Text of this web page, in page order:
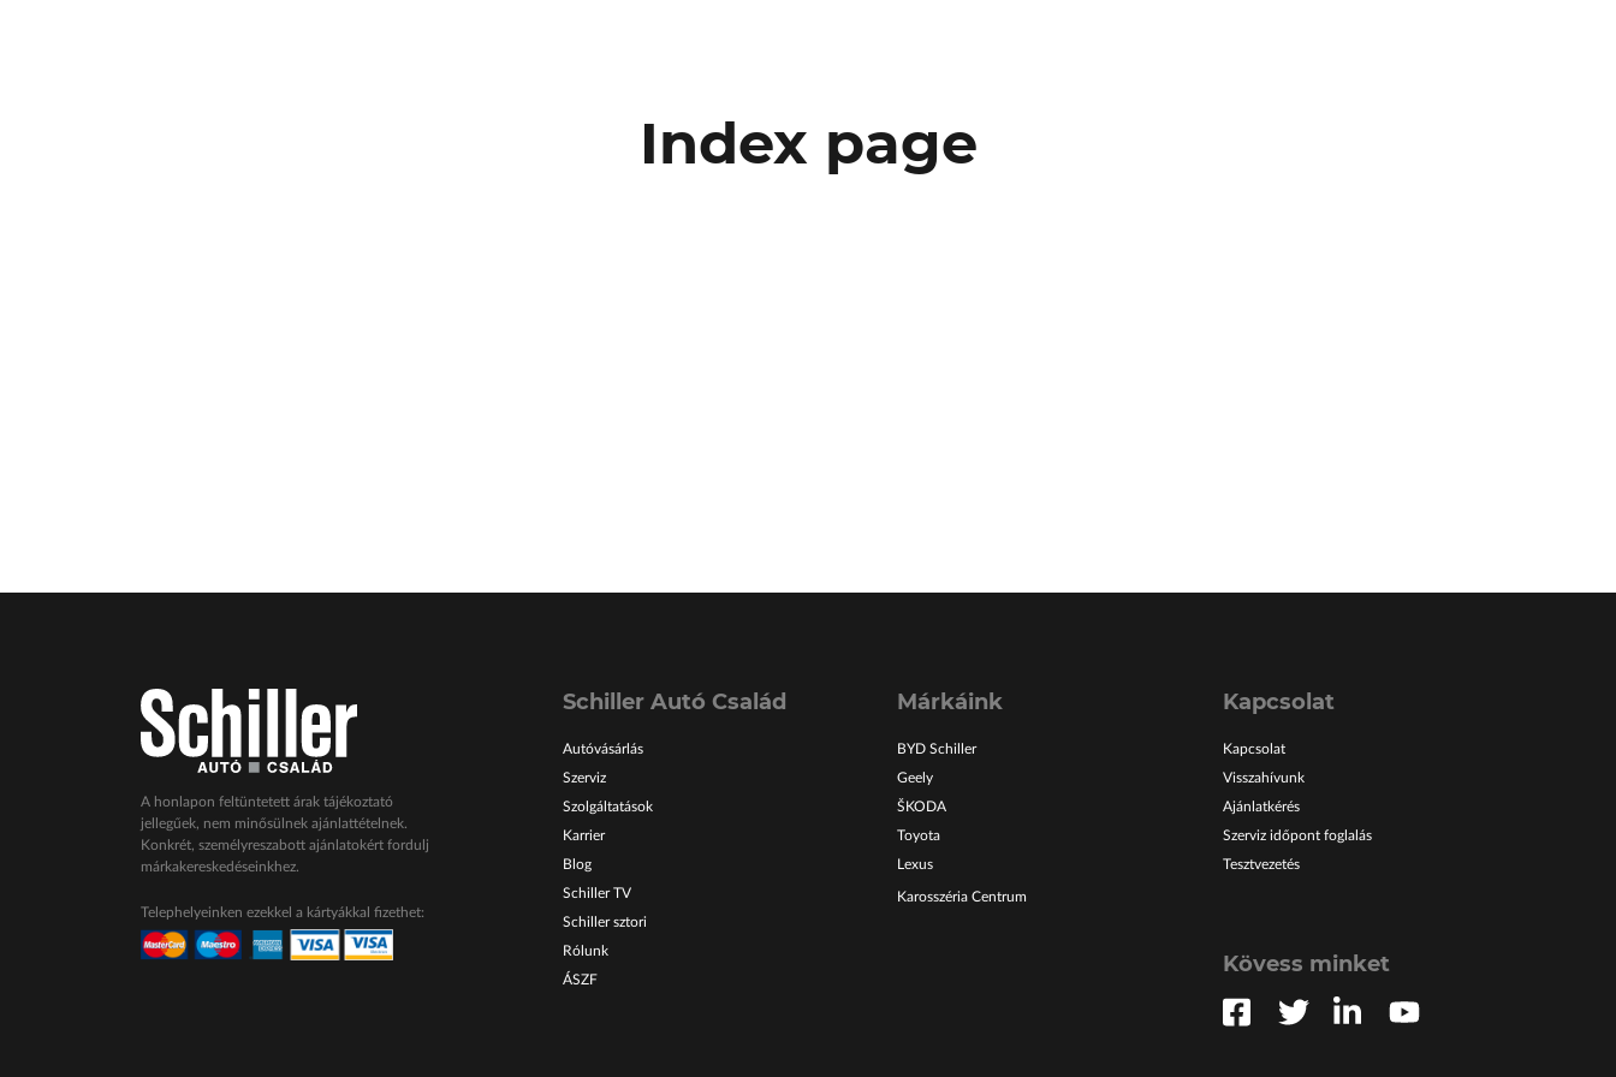
Index page
A honlapon feltüntetett árak tájékoztató
jellegűek, nem minősülnek ajánlattételnek.
Konkrét, személyreszabott ajánlatokért fordulj
márkakereskedéseinkhez.
Telephelyeinken ezekkel a kártyákkal fizethet:
Schiller Autó Család
Autóvásárlás
Szerviz
Szolgáltatások
Karrier
Blog
Schiller TV
Schiller sztori
Rólunk
ÁSZF
Márkáink
BYD Schiller
Geely
ŠKODA
Toyota
Lexus
Karosszéria Centrum
Kapcsolat
Kapcsolat
Visszahívunk
Ajánlatkérés
Szerviz időpont foglalás
Tesztvezetés
Kövess minket